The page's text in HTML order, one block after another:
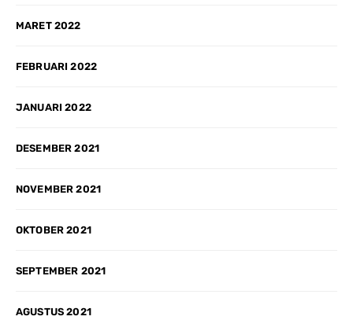
MARET 2022
FEBRUARI 2022
JANUARI 2022
DESEMBER 2021
NOVEMBER 2021
OKTOBER 2021
SEPTEMBER 2021
AGUSTUS 2021